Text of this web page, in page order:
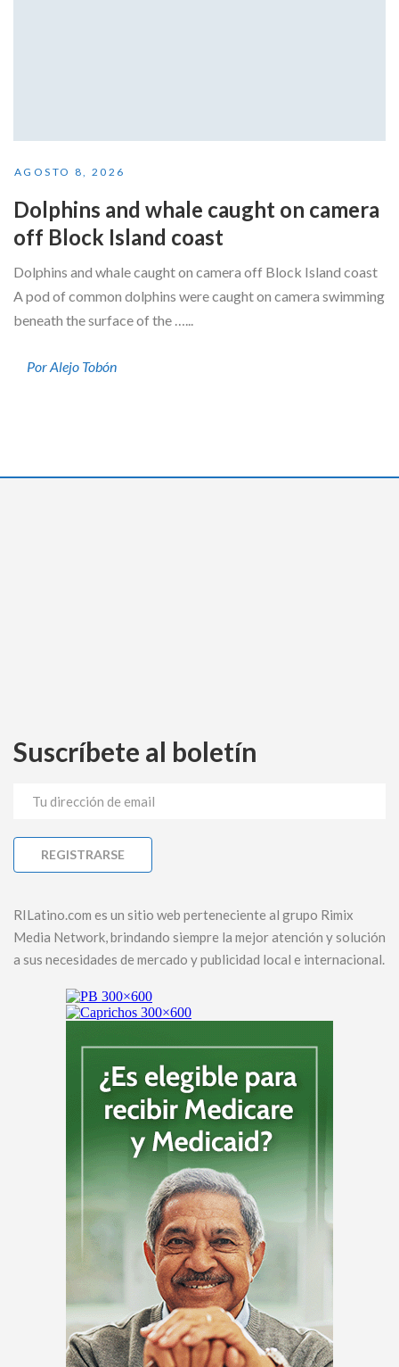
AGOSTO 8, 2026
Dolphins and whale caught on camera
off Block Island coast
Dolphins and whale caught on camera off Block Island coast
A pod of common dolphins were caught on camera swimming
beneath the surface of the …...
Por Alejo Tobón
Suscríbete al boletín
RILatino.com es un sitio web perteneciente al grupo Rimix
Media Network, brindando siempre la mejor atención y solución
a sus necesidades de mercado y publicidad local e internacional.